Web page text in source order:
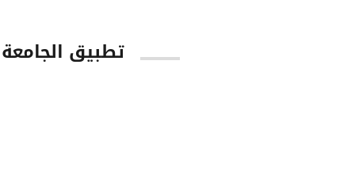
تطبيق الجامعة